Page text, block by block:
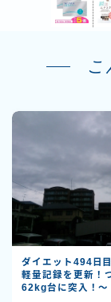
こ
ダイエット494日
軽量記録を更新！
62kg台に突入！〜